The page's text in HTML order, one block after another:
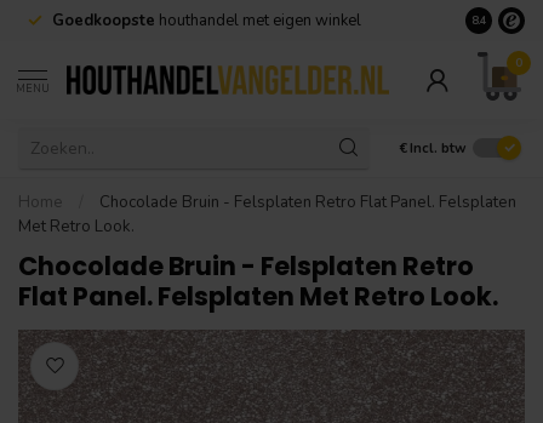
Goedkoopste houthandel met eigen winkel Geen
8.4
MENU
0
€ Incl. btw
Home
Chocolade Bruin - Felsplaten Retro Flat Panel. Felsplaten
Met Retro Look.
Chocolade Bruin - Felsplaten Retro
Flat Panel. Felsplaten Met Retro Look.